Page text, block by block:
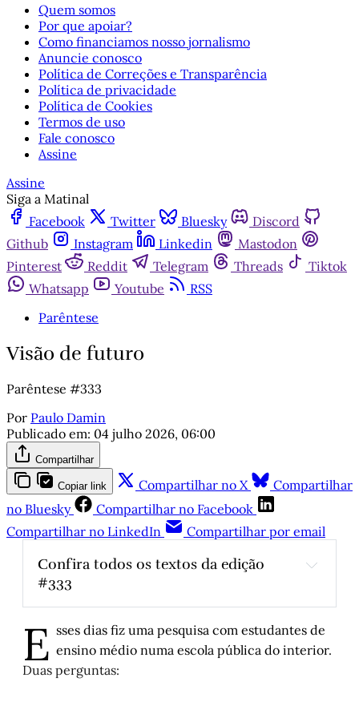
Quem somos
Por que apoiar?
Como financiamos nosso jornalismo
Anuncie conosco
Política de Correções e Transparência
Política de privacidade
Política de Cookies
Termos de uso
Fale conosco
Assine
Assine
Siga a Matinal
Facebook
Twitter Bluesky
Discord
Github
Instagram Linkedin
Mastodon
Pinterest
Reddit Telegram Threads
Tiktok
Whatsapp
Youtube
RSS
Parêntese
Visão de futuro
Parêntese #333
Por Paulo Damin
Publicado em: 04 julho 2026, 06:00
Compartilhar
Copiar link Compartilhar no X
Compartilhar
no Bluesky
Compartilhar no Facebook
Compartilhar no LinkedIn
Compartilhar por email
Confira todos os textos da edição
#333
Pelé e Tostão, por Antônio Vicente Martins
A copa que eu vivi, por Júnior Maicá
Quando um embaixador argentino chorou a
morte de Pelé
E sses dias fiz uma pesquisa com estudantes de
ensino médio numa escola pública do interior.
Duas perguntas: